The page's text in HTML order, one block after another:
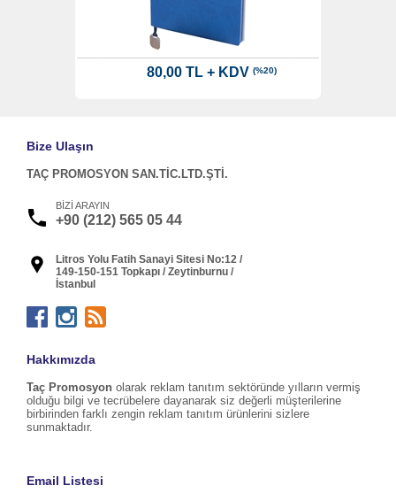
80,00 TL + KDV (%20)
Bize Ulaşın
TAÇ PROMOSYON SAN.TİC.LTD.ŞTİ.
BİZİ ARAYIN
+90 (212) 565 05 44
Litros Yolu Fatih Sanayi Sitesi No:12 /
149-150-151 Topkapı / Zeytinburnu /
İstanbul
Hakkımızda
Taç Promosyon olarak reklam tanıtım sektöründe yılların vermiş
olduğu bilgi ve tecrübelere dayanarak siz değerli müşterilerine
birbirinden farklı zengin reklam tanıtım ürünlerini sizlere
sunmaktadır.
Email Listesi